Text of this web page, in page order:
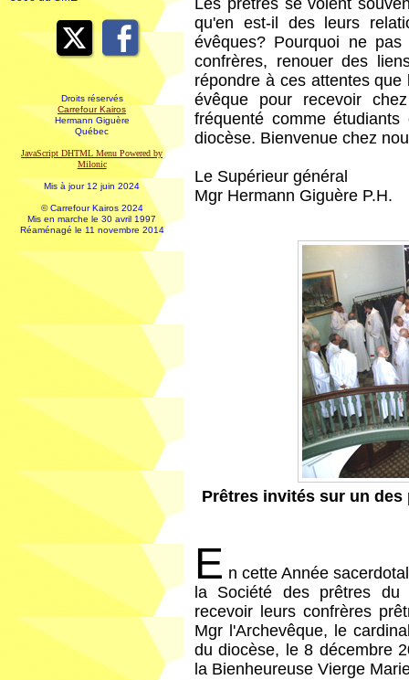
Droits réservés
Carrefour Kairos
Hermann Giguère
Québec
JavaScript DHTML Menu Powered by
Milonic
Mis à jour 12 juin 2024
© Carrefour Kairos 2024
Mis en marche le 30 avril 1997
Réaménagé le 11 novembre 2014
Les prêtres se voient
qu'en est-il des leurs
évêques? Pourquoi ne
confrères, renouer des
répondre à ces attentes
évêque pour recevoir
fréquenté comme
diocèse. Bienvenue chez
Le Supérieur général
Mgr Hermann Giguère P.H.
Prêtres invités sur un
E n cette Année
la Société des prêtres du
recevoir leurs confrères
Mgr l'Archevêque, le
du diocèse, le 8 décembre
la Bienheureuse Vierge